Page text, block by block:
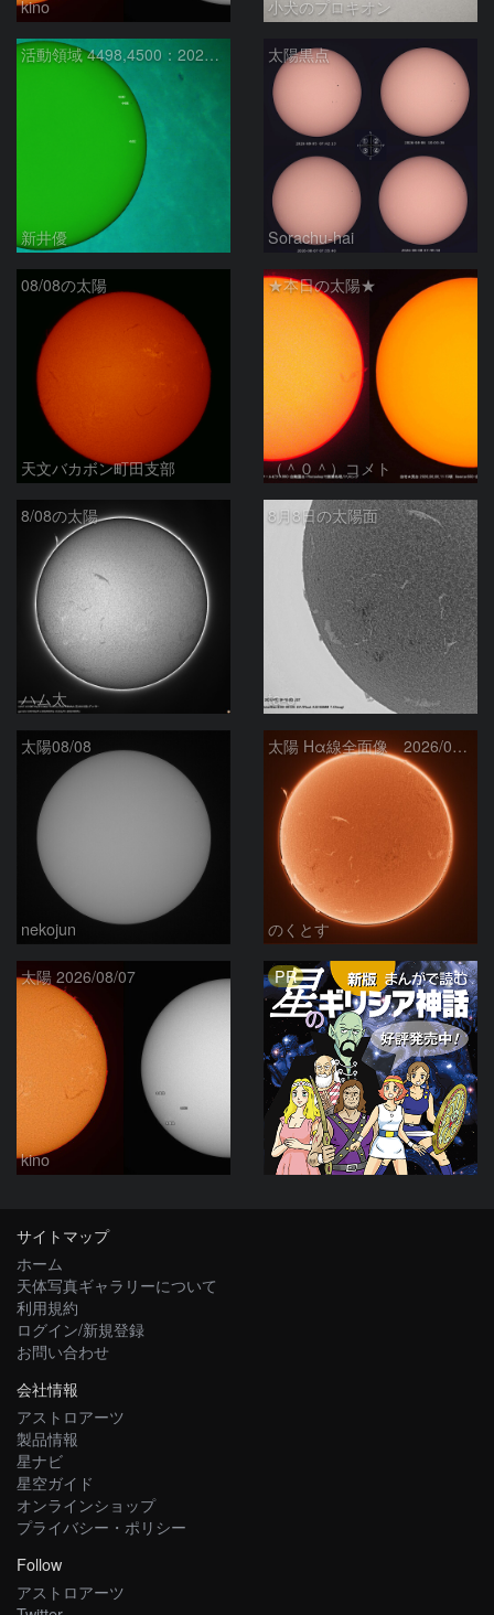
kino 小犬のプロキオン
活動領域 4498,4500：2026/08/08
新井優
太陽黒点
Sorachu-hai
08/08の太陽
天文バカボン町田支部
★本日の太陽★
（＾０＾）コメト
8/08の太陽
ハム太
8月8日の太陽面
ta-o
太陽08/08
nekojun
太陽 Hα線全面像 2026/08/08
のくとす
太陽 2026/08/07
kino
PR
サイトマップ
ホーム
天体写真ギャラリーについて
利用規約
ログイン/新規登録
お問い合わせ
会社情報
アストロアーツ
製品情報
星ナビ
星空ガイド
オンラインショップ
プライバシー・ポリシー
Follow
アストロアーツ